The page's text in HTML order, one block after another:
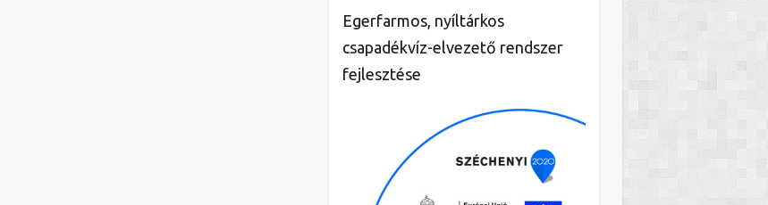
Egerfarmos, nyíltárkos
csapadékvíz-elvezető rendszer
fejlesztése